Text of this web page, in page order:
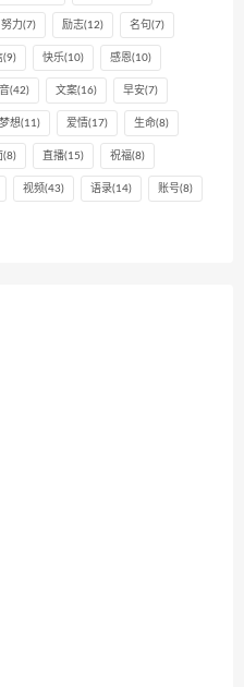
努力(7) 励志(12) 名句(7)
(9) 快乐(10) 感恩(10)
(42) 文案(16) 早安(7)
梦想(11) 爱情(17) 生命(8)
(8) 直播(15) 祝福(8)
视频(43) 语录(14) 账号(8)